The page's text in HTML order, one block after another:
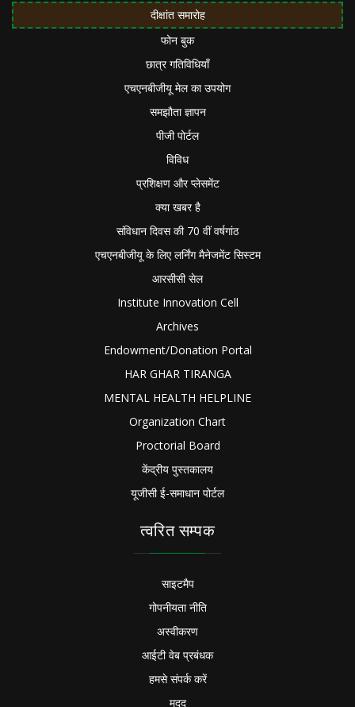
दीक्षांत समारोह
फोन बुक
छात्र गतिविधियाँ
एचएनबीजीयू मेल का उपयोग
समझौता ज्ञापन
पीजी पोर्टल
विविध
प्रशिक्षण और प्लेसमेंट
क्या खबर है
संविधान दिवस की 70 वीं वर्षगांठ
एचएनबीजीयू के लिए लर्निंग मैनेजमेंट सिस्टम
आरसीसी सेल
Institute Innovation Cell
Archives
Endowment/Donation Portal
HAR GHAR TIRANGA
MENTAL HEALTH HELPLINE
Organization Chart
Proctorial Board
केंद्रीय पुस्तकालय
यूजीसी ई-समाधान पोर्टल
त्वरित सम्पक
साइटमैप
गोपनीयता नीति
अस्वीकरण
आईटी वेब प्रबंधक
हमसे संपर्क करें
मदद